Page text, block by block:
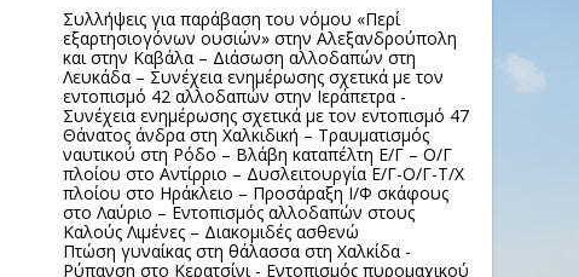
Συλλήψεις για παράβαση του νόμου «Περί
εξαρτησιογόνων ουσιών» στην Αλεξανδρούπολη
και στην Καβάλα – Διάσωση αλλοδαπών στη
Λευκάδα – Συνέχεια ενημέρωσης σχετικά με τον
εντοπισμό 42 αλλοδαπών στην Ιεράπετρα -
Συνέχεια ενημέρωσης σχετικά με τον εντοπισμό 47
Θάνατος άνδρα στη Χαλκιδική – Τραυματισμός
ναυτικού στη Ρόδο – Βλάβη καταπέλτη Ε/Γ – Ο/Γ
πλοίου στο Αντίρριο – Δυσλειτουργία Ε/Γ-Ο/Γ-Τ/Χ
πλοίου στο Ηράκλειο – Προσάραξη Ι/Φ σκάφους
στο Λαύριο – Εντοπισμός αλλοδαπών στους
Καλούς Λιμένες – Διακομιδές ασθενώ
Πτώση γυναίκας στη θάλασσα στη Χαλκίδα -
Ρύπανση στο Κερατσίνι - Εντοπισμός πυρομαχικού